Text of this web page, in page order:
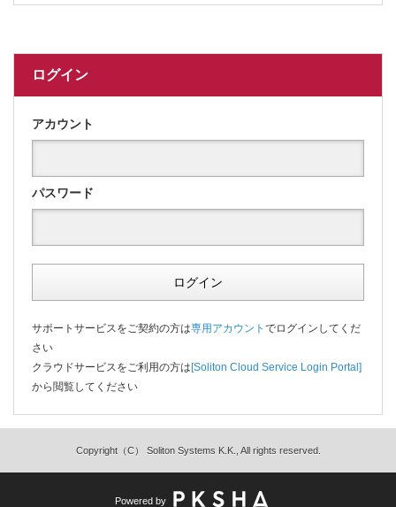
ログイン
アカウント
パスワード
ログイン
サポートサービスをご契約の方は専用アカウント でログインしてくだ
さい
クラウドサービスをご利用の方は[Soliton Cloud Service Login Portal]
から閲覧してください
Copyright（C） Soliton Systems K.K., All rights reserved.
Powered by